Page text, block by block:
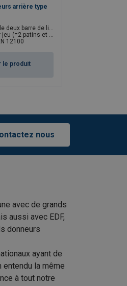
arrière type
barre de liaison
(=2 patins et 2 barres)
12100
le produit
nous
avec de grands
aussi avec EDF,
donneurs
ayant de
la même
à tout notre